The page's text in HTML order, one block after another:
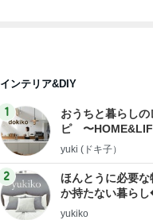
インテリア&DIY
1
おうちと暮らしの
ピ 〜
yuki (ドキ子）
2
ほんとうに必要な
か持たない暮ら
ep Life Simple◆
yukiko